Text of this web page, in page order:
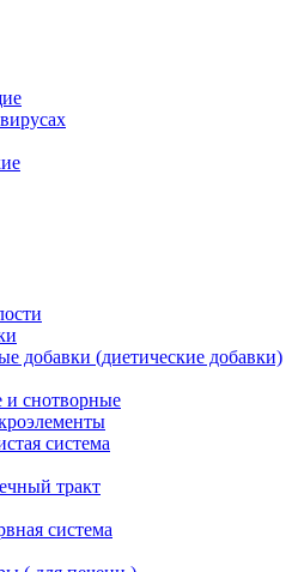
добавки (диетические добавки)
и снотворные
система
тракт
система